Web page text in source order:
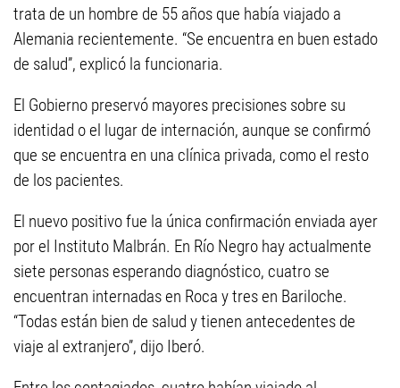
trata de un hombre de 55 años que había viajado a
Alemania recientemente. “Se encuentra en buen estado
de salud”, explicó la funcionaria.
El Gobierno preservó mayores precisiones sobre su
identidad o el lugar de internación, aunque se confirmó
que se encuentra en una clínica privada, como el resto
de los pacientes.
El nuevo positivo fue la única confirmación enviada ayer
por el Instituto Malbrán. En Río Negro hay actualmente
siete personas esperando diagnóstico, cuatro se
encuentran internadas en Roca y tres en Bariloche.
“Todas están bien de salud y tienen antecedentes de
viaje al extranjero”, dijo Iberó.